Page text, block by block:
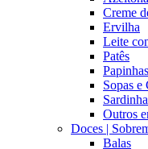
Creme
Ervilha
Leite
Patês
Papinhas
Sopas e
Outros
Doces |
Balas